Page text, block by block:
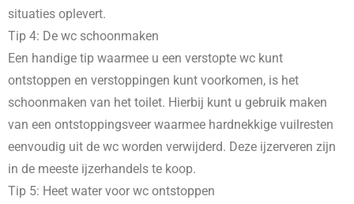
situaties oplevert.
Tip 4: De wc schoonmaken
Een handige tip waarmee u een verstopte wc kunt
ontstoppen en verstoppingen kunt voorkomen, is het
schoonmaken van het toilet. Hierbij kunt u gebruik maken
van een ontstoppingsveer waarmee hardnekkige vuilresten
eenvoudig uit de wc worden verwijderd. Deze ijzerveren zijn
in de meeste ijzerhandels te koop.
Tip 5: Heet water voor wc ontstoppen